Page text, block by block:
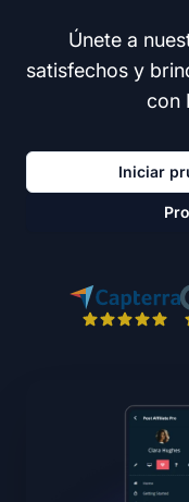
Únete a
satisfechos y
con
Iniciar